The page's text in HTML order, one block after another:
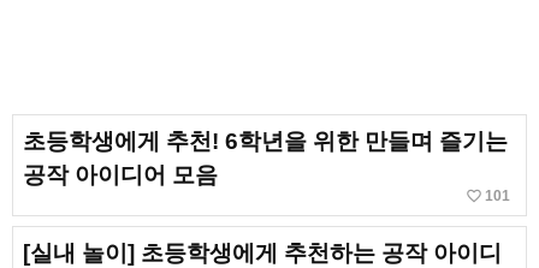
초등학생에게 추천! 6학년을 위한 만들며 즐기는
공작 아이디어 모음
favorite_border 101
[실내 놀이] 초등학생에게 추천하는 공작 아이디